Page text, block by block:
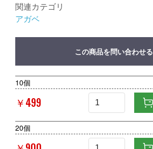
関連カテゴリ
アガベ
この商品を問い合わせる
10個
￥499
20個